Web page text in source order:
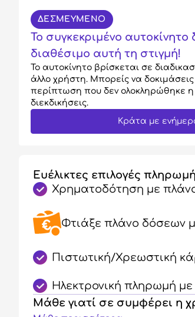
ΔΕΣΜΕΥΜΕΝΟ
Το συγκεκριμένο αυτοκίνητο
διαθέσιμο αυτή τη στιγμή!
Το αυτοκίνητο βρίσκεται σε
άλλο χρήστη. Μπορείς να
περίπτωση που δεν ολοκληρώθηκε η
διεκδικήσεις.
Κράτα με
Ευέλικτες επιλογές
Χρηματοδότηση με
Φτιάξε πλάνο δόσεων
Πιστωτική/Χρεωστική
Ηλεκτρονική πληρωμή με
Μάθε γιατί σε συμφέρει η